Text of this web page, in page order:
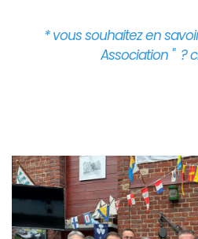
* vous souhaitez en
Association " ?
Branding
ARMCHAIR